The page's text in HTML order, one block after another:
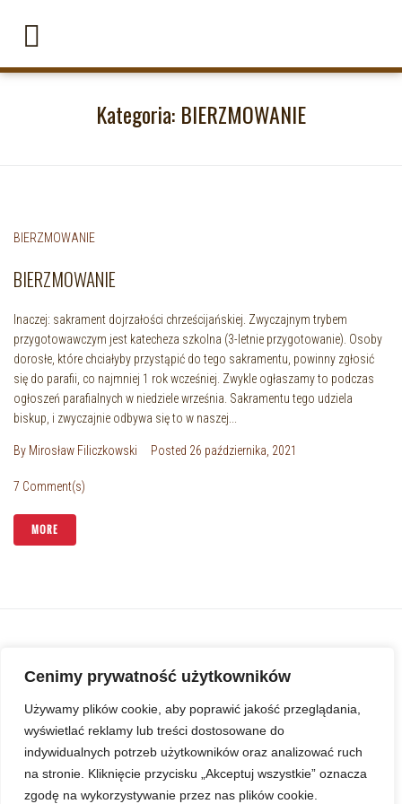
Cenimy prywatność użytkowników
Używamy plików cookie, aby poprawić jakość przeglądania,
wyświetlać reklamy lub treści dostosowane do
indywidualnych potrzeb użytkowników oraz analizować ruch
na stronie. Kliknięcie przycisku „Akceptuj wszystkie” oznacza
zgodę na wykorzystywanie przez nas plików cookie.
Kategoria: BIERZMOWANIE
BIERZMOWANIE
BIERZMOWANIE
Inaczej: sakrament dojrzałości chrześcijańskiej. Zwyczajnym trybem
przygotowawczym jest katecheza szkolna (3-letnie przygotowanie). Osoby
dorosłe, które chciałyby przystąpić do tego sakramentu, powinny zgłosić
się do parafii, co najmniej 1 rok wcześniej. Zwykle ogłaszamy to podczas
ogłoszeń parafialnych w niedziele września. Sakramentu tego udziela
biskup, i zwyczajnie odbywa się to w naszej...
By Mirosław Filiczkowski Posted 26 października, 2021
7 Comment(s)
MORE
Standardy Ochrony Małoletnich w duszpasterstwie